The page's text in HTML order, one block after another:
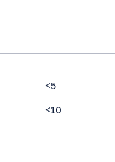
<5
<10